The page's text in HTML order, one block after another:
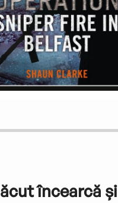
încearcă și